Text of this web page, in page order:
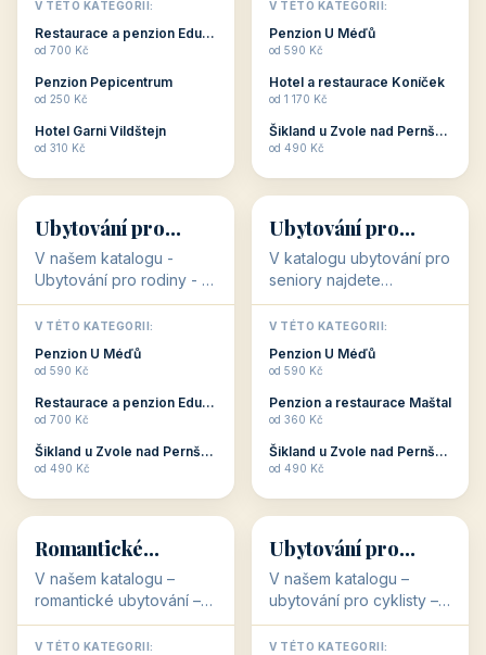
dovolenou přímo
souvisejí. Aktivní
odpočinek jso...
V TÉTO KATEGORII:
Restaurace a penzion Eduard
od 700 Kč
Penzion Pepicentrum
od 250 Kč
Hotel Garni Vildštejn
od 310 Kč
cenově dostupné
ubytování v ČR. Budete
c...
V TÉTO KATEGORII:
Penzion U Méďů
od 590 Kč
Hotel a restaurace Koníček
od 1 170 Kč
Šikland u Zvole nad Pernštejnem
od 490 Kč
👨‍👩‍👧‍👦
👨‍👩‍👧‍👦
34 objektů
Ubytování pro
rodiny
V našem katalogu -
Ubytování pro rodiny -
jsou pro Vás připraveny
objekty, které svojí
polohou či vybaveností,
nabízí klidné ubytování
V TÉTO KATEGORII:
Penzion U Méďů
od 590 Kč
Restaurace a penzion Eduard
od 700 Kč
Šikland u Zvole nad Pernštejnem
od 490 Kč
🧓
🧓
33 objektů
Ubytování pro
seniory
V katalogu ubytování pro
seniory najdete
penziony a hotely, které
jsou přizpůsobeny pro
ubytování klientů vyššího
věku. Některé z nich
V TÉTO KATEGORII:
Penzion U Méďů
od 590 Kč
Penzion a restaurace Maštal
od 360 Kč
Šikland u Zvole nad Pernštejnem
od 490 Kč
💕
💕
Romantické
ubytování
V našem katalogu –
romantické ubytování –
jsou pro Vás připraveny
objekty, které svojí
V TÉTO KATEGORII:
🚴
🚴
32 objektů
Ubytování pro
cyklisty
V našem katalogu –
ubytování pro cyklisty –
jsou pro Vás připraveny
objekty, které jsou na
V TÉTO KATEGORII: